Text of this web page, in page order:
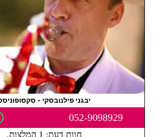
יבגני פילנובסקי -
052-9098929
חוות דעת: 1 המלצות.